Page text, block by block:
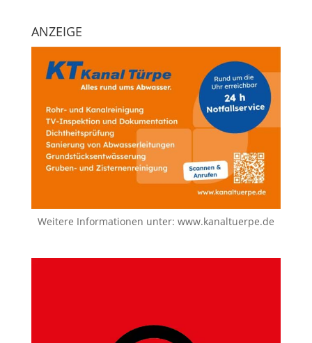
ANZEIGE
Weitere Informationen unter: www.kanaltuerpe.de